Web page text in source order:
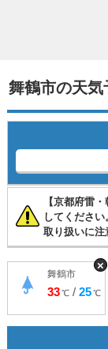
舞鶴市の天気
【京都府雷
してくださ
取り扱いに注
舞鶴市
33℃/ 25℃
×